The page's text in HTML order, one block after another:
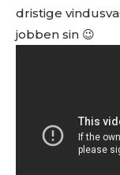
dristige
jobben sin 😉